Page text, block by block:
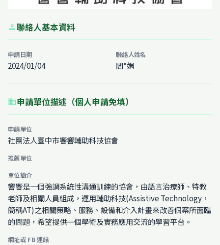
person聯絡人基本資料
申請日期
2024/01/04
聯絡人姓名
閻*娟
business申請單位描述（個人申請免填）
申請單位
社團法人臺中市響響輔助科技協會
推薦單位
單位簡介
響響是一個強調系統性溝通訓練的協會，由語言治療師、特教
老師及相關人員組成，運用輔助科技(Assistive Technology，
簡稱AT)之相關策略、服務、設備和介入計畫來改善個案所面臨
的問題，希望提供一個學術及實務應用交流的學習平台。
網址或 FB 連結